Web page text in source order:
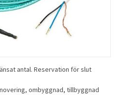
antal. Reservation för slut
ombyggnad, tillbyggnad